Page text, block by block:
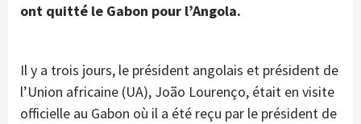
ont quitté le Gabon pour l’Angola.
Il y a trois jours, le président angolais et président de
l’Union africaine (UA), João Lourenço, était en visite
officielle au Gabon où il a été reçu par le président de